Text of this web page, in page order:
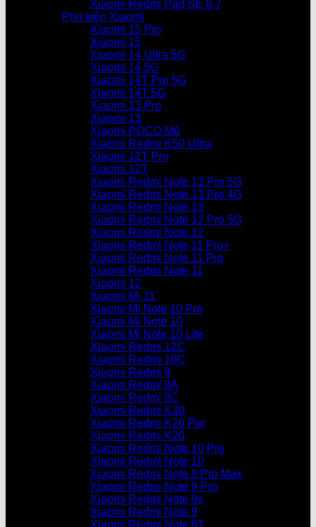
Xiaomi Redmi Pad SE 8.7
Phụ kiện Xiaomi
Xiaomi 15 Pro
Xiaomi 15
Xiaomi 14 Ultra 5G
Xiaomi 14 5G
Xiaomi 14T Pro 5G
Xiaomi 14T 5G
Xiaomi 13 Pro
Xiaomi 13
Xiaomi POCO M6
Xiaomi Redmi K50 Ultra
Xiaomi 12T Pro
Xiaomi 12T
Xiaomi Redmi Note 13 Pro 5G
Xiaomi Redmi Note 13 Pro 4G
Xiaomi Redmi Note 13
Xiaomi Redmi Note 12 Pro 5G
Xiaomi Redmi Note 12
Xiaomi Redmi Note 11 Pro+
Xiaomi Redmi Note 11 Pro
Xiaomi Redmi Note 11
Xiaomi 12
Xiaomi Mi 11
Xiaomi Mi Note 10 Pro
Xiaomi Mi Note 10
Xiaomi Mi Note 10 Lite
Xiaomi Redmi 12C
Xiaomi Redmi 10C
Xiaomi Redmi 9
Xiaomi Redmi 9A
Xiaomi Redmi 9C
Xiaomi Redmi K30
Xiaomi Redmi K20 Pro
Xiaomi Redmi K20
Xiaomi Redmi Note 10 Pro
Xiaomi Redmi Note 10
Xiaomi Redmi Note 9 Pro Max
Xiaomi Redmi Note 9 Pro
Xiaomi Redmi Note 9s
Xiaomi Redmi Note 9
Xiaomi Redmi Note 8T